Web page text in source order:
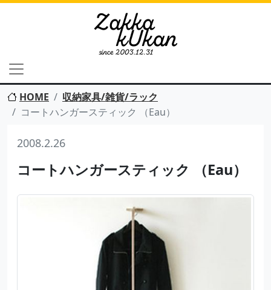
HOME
収納家具/雑貨/ラック
コートハンガースティック （Eau）
2008.2.26
コートハンガースティック （Eau）